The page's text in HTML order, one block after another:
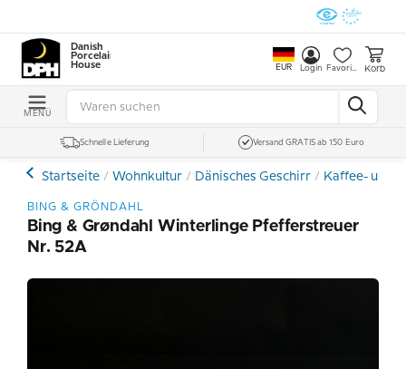
Danish
Porcelain
House
EUR Login Favoriten Korb
MENÜ
Schnelle Lieferung Versand GRATIS ab 150 Euro
Startseite Wohnkultur Dänisches Geschirr Kaffee- und
BING & GRÖNDAHL
Bing & Grøndahl Winterlinge Pfefferstreuer
Nr. 52A